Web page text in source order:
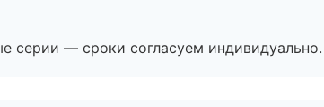
серии — сроки согласуем индивидуально.